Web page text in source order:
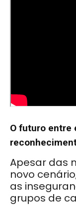
O futuro entre
Apesar das
novo
as
grupos de